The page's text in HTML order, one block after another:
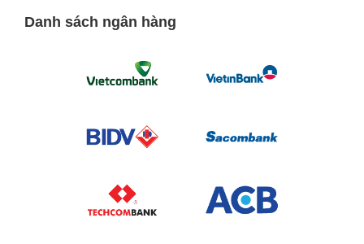
Danh sách ngân hàng